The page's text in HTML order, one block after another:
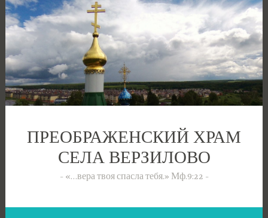
Перейти
к
содержимому
ПРЕОБРАЖЕНСКИЙ ХРАМ
СЕЛА ВЕРЗИЛОВО
«…вера твоя спасла тебя.» Мф.9:22